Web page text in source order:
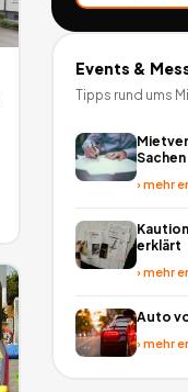
Events &
Tipps rund ums
Sachen
›mehr
erklärt
›mehr
Auto
›mehr